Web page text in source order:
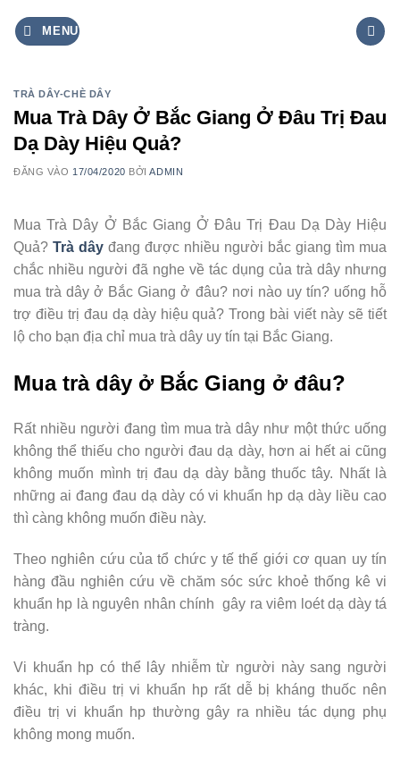
qua
MENU
TRÀ DÂY-CHÈ DÂY
Mua Trà Dây Ở Bắc Giang Ở Đâu Trị Đau
Dạ Dày Hiệu Quả?
ĐĂNG VÀO 17/04/2020 BỞIADMIN
Mua Trà Dây Ở Bắc Giang Ở Đâu Trị Đau Dạ Dày Hiệu
Quả? Trà dây đang được nhiều người bắc giang tìm mua
chắc nhiều người đã nghe về tác dụng của trà dây nhưng
mua trà dây ở Bắc Giang ở đâu? nơi nào uy tín? uống hỗ
trợ điều trị đau dạ dày hiệu quả? Trong bài viết này sẽ tiết
lộ cho bạn địa chỉ mua trà dây uy tín tại Bắc Giang.
Mua trà dây ở Bắc Giang ở đâu?
Rất nhiều người đang tìm mua trà dây như một thức uống
không thể thiếu cho người đau dạ dày, hơn ai hết ai cũng
không muốn mình trị đau dạ dày bằng thuốc tây. Nhất là
những ai đang đau dạ dày có vi khuẩn hp dạ dày liều cao
thì càng không muốn điều này.
Theo nghiên cứu của tổ chức y tế thế giới cơ quan uy tín
hàng đầu nghiên cứu về chăm sóc sức khoẻ thống kê vi
khuẩn hp là nguyên nhân chính gây ra viêm loét dạ dày tá
tràng.
Vi khuẩn hp có thể lây nhiễm từ người này sang người
khác, khi điều trị vi khuẩn hp rất dễ bị kháng thuốc nên
điều trị vi khuẩn hp thường gây ra nhiều tác dụng phụ
không mong muốn.